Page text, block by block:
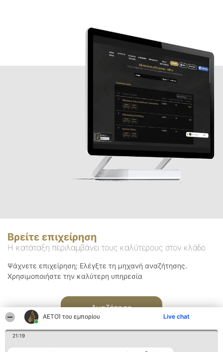
ΑΕΤΟΊ του εμπορίου Live chat
21:19
Βρείτε επιχείρηση
Η κατάταξη περιλαμβάνει τους καλύτερους στον κλάδο
Ψάχνετε επιχείρηση; Ελέγξτε τη μηχανή αναζήτησης.
Χρησιμοποιήστε την καλύτερη υπηρεσία
Αναζήτηση